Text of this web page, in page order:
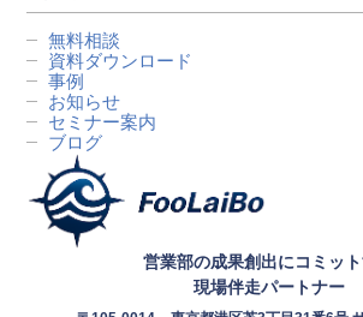
営業部の成果創出にコミッ
現場伴走パートナー
無料相談
資料ダウンロード
事例
お知らせ
セミナー案内
ブログ